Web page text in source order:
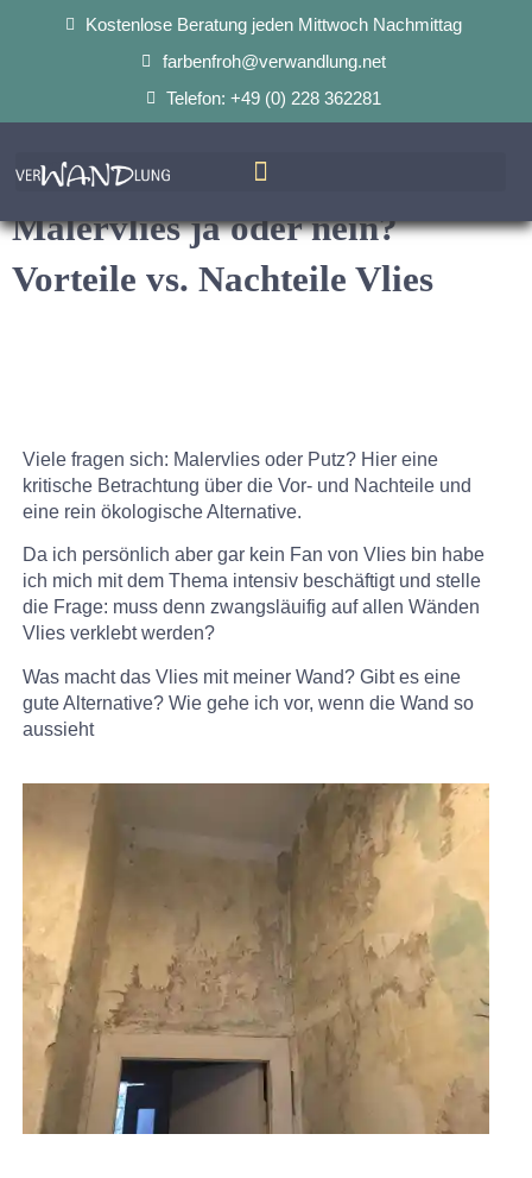
Kostenlose Beratung jeden Mittwoch Nachmittag
farbenfroh@verwandlung.net
Telefon: +49 (0) 228 362281
Malervlies ja oder nein?
Vorteile vs. Nachteile Vlies
Viele fragen sich: Malervlies oder Putz? Hier eine
kritische Betrachtung über die Vor- und Nachteile und
eine rein ökologische Alternative.
Da ich persönlich aber gar kein Fan von Vlies bin habe
ich mich mit dem Thema intensiv beschäftigt und stelle
die Frage: muss denn zwangsläuifig auf allen Wänden
Vlies verklebt werden?
Was macht das Vlies mit meiner Wand? Gibt es eine
gute Alternative? Wie gehe ich vor, wenn die Wand so
aussieht